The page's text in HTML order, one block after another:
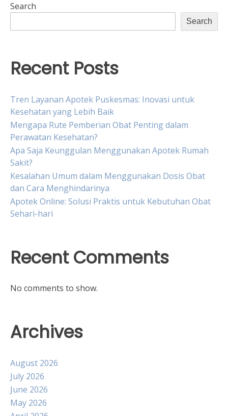
Search
Search
Recent Posts
Tren Layanan Apotek Puskesmas: Inovasi untuk
Kesehatan yang Lebih Baik
Mengapa Rute Pemberian Obat Penting dalam
Perawatan Kesehatan?
Apa Saja Keunggulan Menggunakan Apotek Rumah
Sakit?
Kesalahan Umum dalam Menggunakan Dosis Obat
dan Cara Menghindarinya
Apotek Online: Solusi Praktis untuk Kebutuhan Obat
Sehari-hari
Recent Comments
No comments to show.
Archives
August 2026
July 2026
June 2026
May 2026